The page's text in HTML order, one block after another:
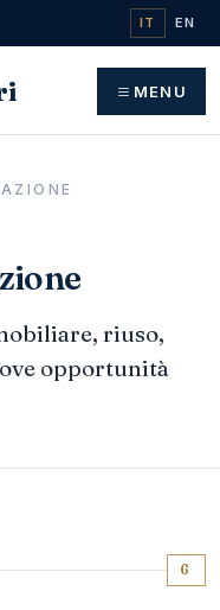
IT EN
MENU
riuso,
opportunità
6